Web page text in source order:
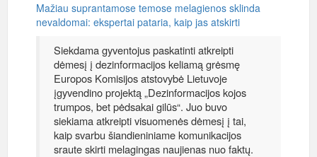
Mažiau suprantamose temose melagienos sklinda
nevaldomai: ekspertai pataria, kaip jas atskirti
Siekdama gyventojus paskatinti atkreipti
dėmesį į dezinformacijos keliamą grėsmę
Europos Komisijos atstovybė Lietuvoje
įgyvendino projektą „Dezinformacijos kojos
trumpos, bet pėdsakai gilūs“. Juo buvo
siekiama atkreipti visuomenės dėmesį į tai,
kaip svarbu šiandieniniame komunikacijos
sraute skirti melagingas naujienas nuo faktų.